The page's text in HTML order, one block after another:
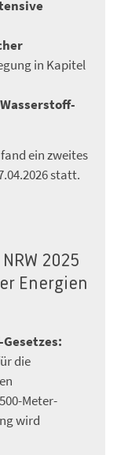
in Kapitel
ein zweites
statt.
2025
Energien
die
Meter-
wird